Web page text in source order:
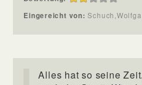
Eingereicht von:
Alles hat so seine